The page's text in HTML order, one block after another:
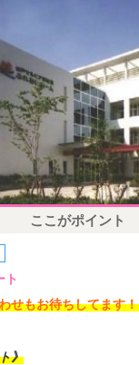
ここがポイント
ト
せもお待ちしてま
》